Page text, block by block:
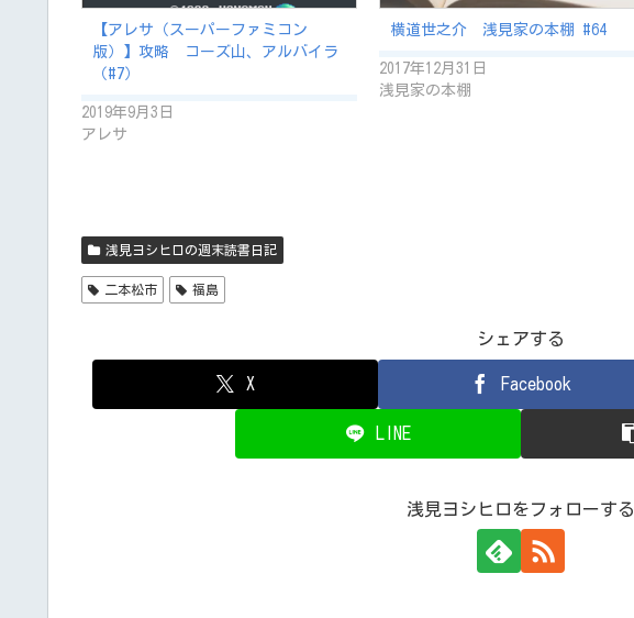
【アレサ（スーパーファミコン
版）】攻略 コーズ山、アルバイラ
（#7）
2019年9月3日
アレサ
横道世之介 浅見家の本棚 #64
2017年12月31日
浅見家の本棚
浅見ヨシヒロの週末読書日記
二本松市 福島
シェアする
X Facebook
LINE
浅見ヨシヒロをフォローする